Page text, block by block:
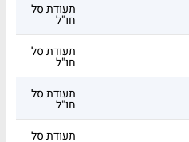
תעודת סל
חו"ל
תעודת סל
חו"ל
תעודת סל
חו"ל
תעודת סל